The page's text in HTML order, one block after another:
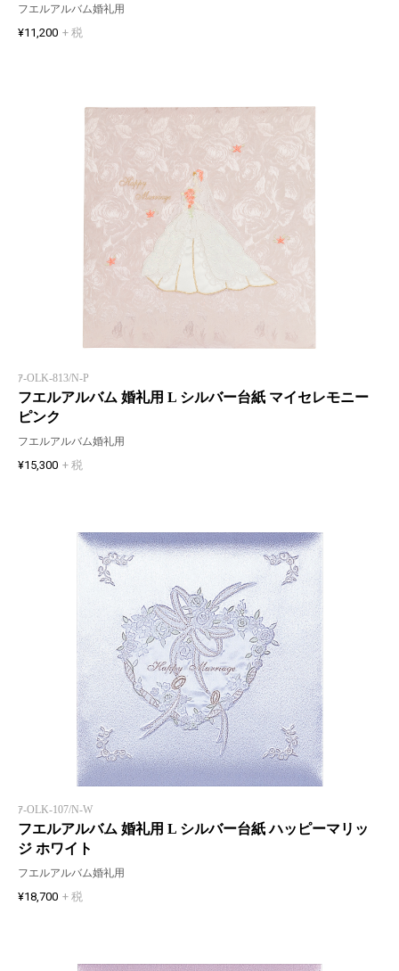
フエルアルバム婚礼用
¥11,200 + 税
ｱ-OLK-813/N-P
フエルアルバム 婚礼用 L シルバー台紙 マイセレモニー
ピンク
フエルアルバム婚礼用
¥15,300 + 税
ｱ-OLK-107/N-W
フエルアルバム 婚礼用 L シルバー台紙 ハッピーマリッ
ジ ホワイト
フエルアルバム婚礼用
¥18,700 + 税